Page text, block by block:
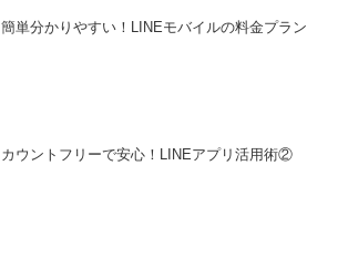
簡単分かりやすい！LINEモバイルの料金プラン
カウントフリーで安心！LINEアプリ活用術②